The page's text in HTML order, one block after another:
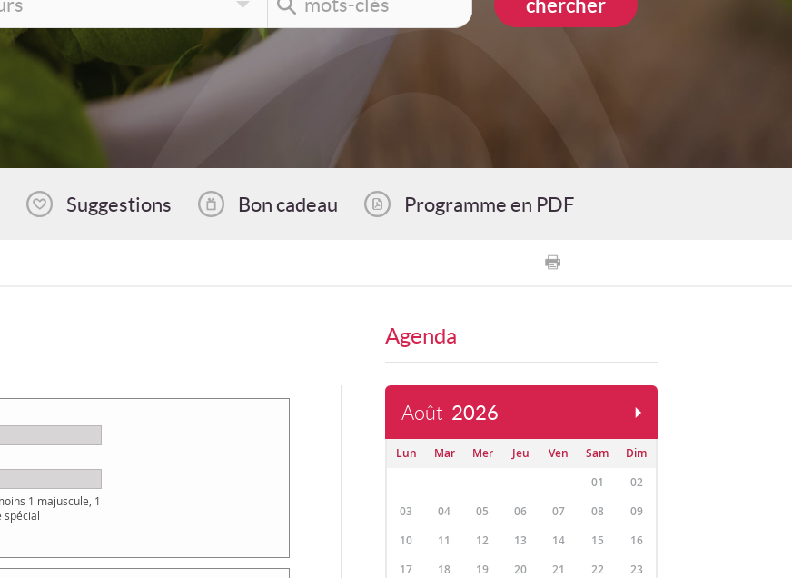
Suggestions Bon cadeau Programme en PDF
1 majuscule, 1
spécial
Agenda
Août 2026
Lun Mar Mer Jeu Ven Sam
Dim
01
02
03
04 05 06 07 08
09
10
11 12 13 14 15
16
17
18 19 20 21 22
23